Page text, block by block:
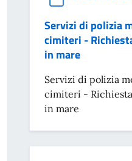
Servizi di polizia
cimiteri -
in mare
Servizi di polizia
cimiteri -
in mare